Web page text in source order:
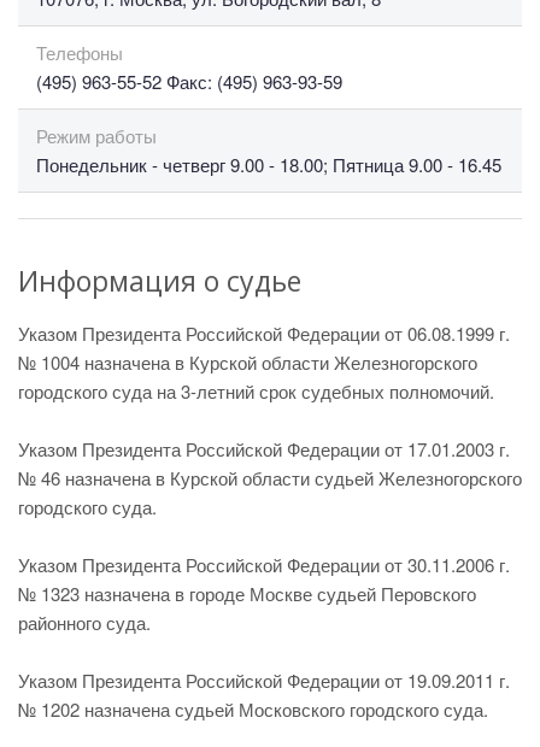
Телефоны
(495) 963-55-52 Факс: (495) 963-93-59
Режим работы
Понедельник - четверг 9.00 - 18.00; Пятница 9.00 - 16.45
Информация о судье
Указом Президента Российской Федерации от 06.08.1999 г.
№ 1004 назначена в Курской области Железногорского
городского суда на 3-летний срок судебных полномочий.
Указом Президента Российской Федерации от 17.01.2003 г.
№ 46 назначена в Курской области судьей Железногорского
городского суда.
Указом Президента Российской Федерации от 30.11.2006 г.
№ 1323 назначена в городе Москве судьей Перовского
районного суда.
Указом Президента Российской Федерации от 19.09.2011 г.
№ 1202 назначена судьей Московского городского суда.